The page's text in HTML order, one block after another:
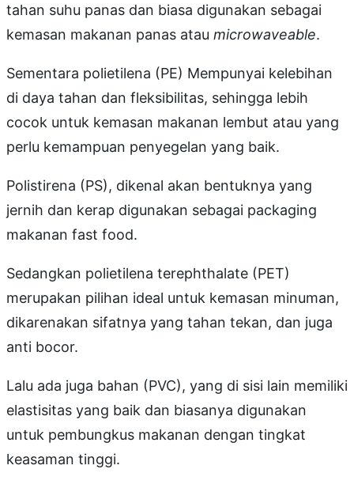
tahan suhu panas dan biasa digunakan sebagai
kemasan makanan panas atau microwaveable.
Sementara polietilena (PE) Mempunyai kelebihan
di daya tahan dan fleksibilitas, sehingga lebih
cocok untuk kemasan makanan lembut atau yang
perlu kemampuan penyegelan yang baik.
Polistirena (PS), dikenal akan bentuknya yang
jernih dan kerap digunakan sebagai packaging
makanan fast food.
Sedangkan polietilena terephthalate (PET)
merupakan pilihan ideal untuk kemasan minuman,
dikarenakan sifatnya yang tahan tekan, dan juga
anti bocor.
Lalu ada juga bahan (PVC), yang di sisi lain memiliki
elastisitas yang baik dan biasanya digunakan
untuk pembungkus makanan dengan tingkat
keasaman tinggi.